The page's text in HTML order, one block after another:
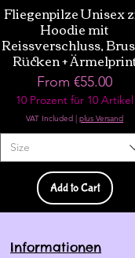
Fliegenpilze Unisex
Hoodie mit
Reissverschluss,
Rücken +
From€55.00
Sale Price
10 Prozent für 10 Artikel
VAT Included |plus Versand
Size
Add to Cart
Informationen